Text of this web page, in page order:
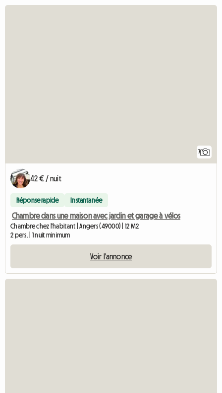
7
42 € / nuit
Réponse rapide Instantanée
Chambre dans une maison avec jardin et garage à vélos
Chambre chez l'habitant | Angers (49000) | 12 M2
2 pers. | 1 nuit minimum
Voir l'annonce